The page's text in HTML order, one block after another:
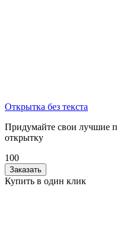
Открытка без текста
Придумайте свои лучшие
открытку
100
Заказать
Купить в один клик